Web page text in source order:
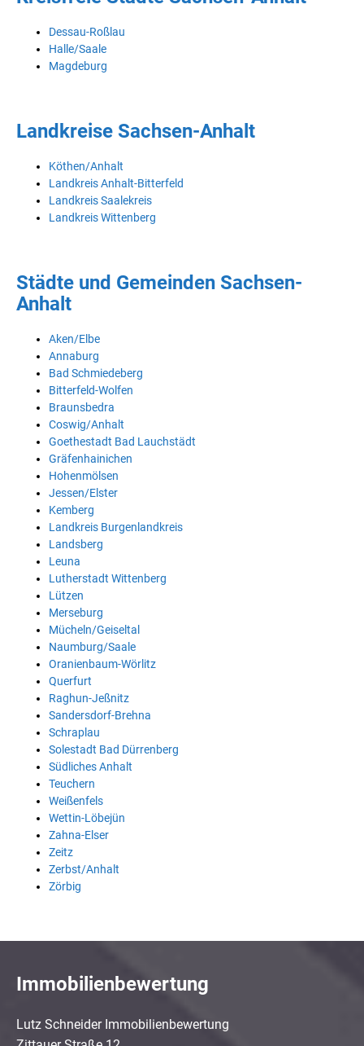
Dessau-Roßlau
Halle/Saale
Magdeburg
Landkreise Sachsen-Anhalt
Köthen/Anhalt
Landkreis Anhalt-Bitterfeld
Landkreis Saalekreis
Landkreis Wittenberg
Städte und Gemeinden Sachsen-
Anhalt
Aken/Elbe
Annaburg
Bad Schmiedeberg
Bitterfeld-Wolfen
Braunsbedra
Coswig/Anhalt
Goethestadt Bad Lauchstädt
Gräfenhainichen
Hohenmölsen
Jessen/Elster
Kemberg
Landkreis Burgenlandkreis
Landsberg
Leuna
Lutherstadt Wittenberg
Lützen
Merseburg
Mücheln/Geiseltal
Naumburg/Saale
Oranienbaum-Wörlitz
Querfurt
Raghun-Jeßnitz
Sandersdorf-Brehna
Schraplau
Solestadt Bad Dürrenberg
Südliches Anhalt
Teuchern
Weißenfels
Wettin-Löbejün
Zahna-Elser
Zeitz
Zerbst/Anhalt
Zörbig
Immobilienbewertung
Lutz Schneider Immobilienbewertung